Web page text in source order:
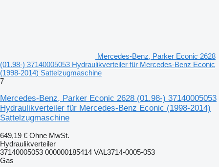
Mercedes-Benz, Parker Econic 2628
(01.98-) 37140005053 Hydraulikverteiler für Mercedes-Benz Econic
(1998-2014) Sattelzugmaschine
7
Mercedes-Benz, Parker Econic 2628 (01.98-) 37140005053
Hydraulikverteiler für Mercedes-Benz Econic (1998-2014)
Sattelzugmaschine
649,19 € Ohne MwSt.
Hydraulikverteiler
37140005053 000000185414 VAL3714-0005-053
Gas